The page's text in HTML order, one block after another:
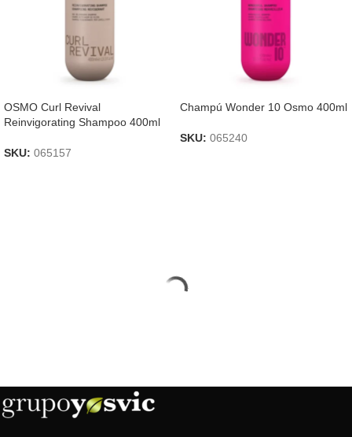
OSMO Curl Revival
Reinvigorating Shampoo 400ml
SKU: 065157
Champú Wonder 10 Osmo 400ml
SKU: 065240